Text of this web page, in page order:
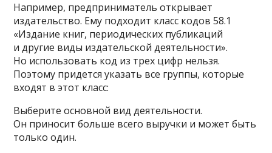
Например, предприниматель открывает
издательство. Ему подходит класс кодов 58.1
«Издание книг, периодических публикаций
и другие виды издательской деятельности».
Но использовать код из трех цифр нельзя.
Поэтому придется указать все группы, которые
входят в этот класс:
Выберите основной вид деятельности.
Он приносит больше всего выручки и может быть
только один.